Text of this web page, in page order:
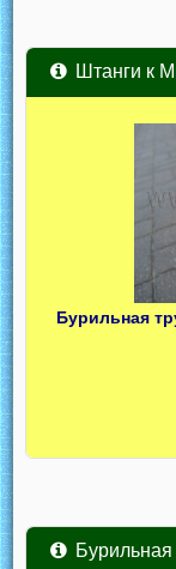
Штанги к
Бурильная
Бурильная